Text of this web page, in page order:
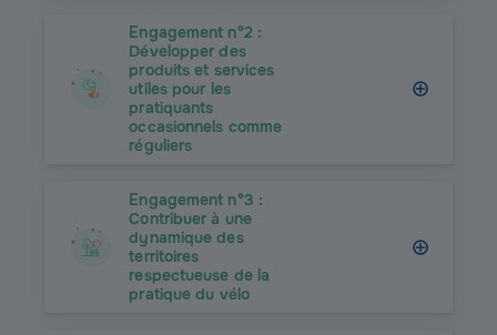
Engagement n°2 :
Développer des
produits et services
utiles pour les
pratiquants
occasionnels comme
réguliers
Engagement n°3 :
Contribuer à une
dynamique des
territoires
respectueuse de la
pratique du vélo